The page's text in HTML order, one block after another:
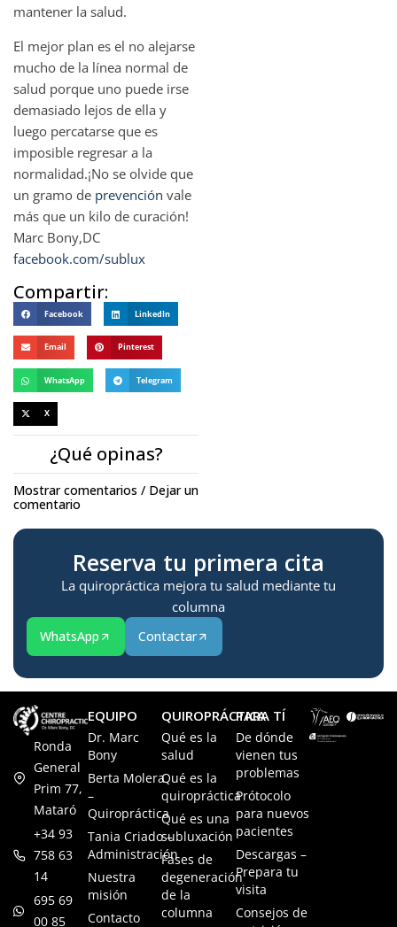
mantener la salud.
El mejor plan es el no alejarse
mucho de la línea normal de
salud porque uno puede irse
demasiado lejos de ella y
luego percatarse que es
imposible regresar a la
normalidad.¡No se olvide que
un gramo de prevención vale
más que un kilo de curación!
Marc Bony,DC
facebook.com/sublux
Compartir:
Facebook LinkedIn
Email Pinterest
WhatsApp Telegram
X
¿Qué opinas?
Mostrar comentarios / Dejar un
comentario
Reserva tu primera cita
La quiropráctica mejora tu salud mediante tu
columna
WhatsApp Contactar
Ronda
General
Prim 77,
Mataró
+34 93
758 63
14
695 69
00 85
EQUIPO
Dr. Marc
Bony
Berta Molera
–
Quiropráctica
Tania Criado –
Administración
Nuestra
misión
Contacto
QUIROPRÁCTICA
Qué es la
salud
Qué es la
quiropráctica
Qué es una
subluxación
Fases de
degeneración
de la
columna
PARA TÍ
De dónde
vienen tus
problemas
Prótocolo
para nuevos
pacientes
Descargas –
Prepara tu
visita
Consejos de